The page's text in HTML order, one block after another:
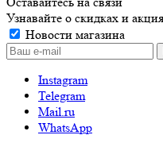
Узнавайте о скидках и
Новости магазина
Instagram
Telegram
Mail.ru
WhatsApp